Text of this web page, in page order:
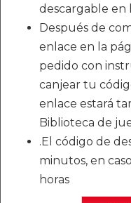
descargable en
Después de
enlace en la
pedido con
canjear tu
enlace estará
Biblioteca de
.El código de
minutos, en
horas